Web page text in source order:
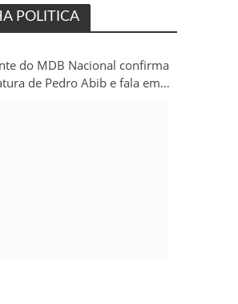
POLITICA
do MDB Nacional confirma
de Pedro Abib e fala em